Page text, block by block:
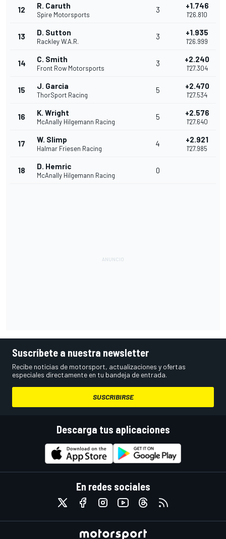
12 R. Caruth
Spire Motorsports
3 +1.746
1'26.810
13 D. Sutton
Rackley W.A.R.
3 +1.935
1'26.999
14 C. Smith
Front Row Motorsports
3 +2.240
1'27.304
15 J. Garcia
ThorSport Racing
5 +2.470
1'27.534
16 K. Wright
McAnally Hilgemann Racing
5 +2.576
1'27.640
17 W. Slimp
Halmar Friesen Racing
4 +2.921
1'27.985
18 D. Hemric
McAnally Hilgemann Racing
0
Suscríbete a nuestra newsletter
Recibe noticias de motorsport, actualizaciones y ofertas
especiales directamente en tu bandeja de entrada.
SUSCRIBIRSE
Descarga tus aplicaciones
En redes sociales